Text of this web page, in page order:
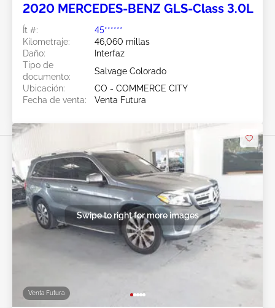
2020 MERCEDES-BENZ GLS-Class 3.0L
Ít #:
45******
Kilometraje:
46,060 millas
Daño:
Interfaz
Tipo de
documento:
Salvage Colorado
Ubicación:
CO - COMMERCE CITY
Fecha de venta:
Venta Futura
Venta Futura
Swipe to right for more images